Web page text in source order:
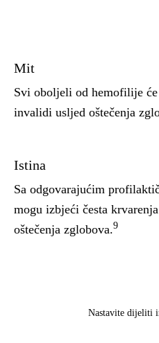
Mit
Svi oboljeli od hemofilije
invalidi usljed oštečenja
Istina
Sa odgovarajućim
mogu izbjeći česta
oštečenja zglobova.9
Nastavite dijeliti